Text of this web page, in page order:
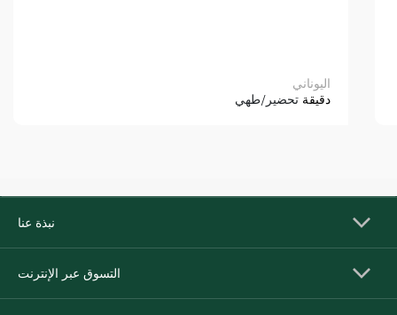
اليوناني
دقيقة تحضير/طهي
نبذة عنا
التسوق عبر الإنترنت